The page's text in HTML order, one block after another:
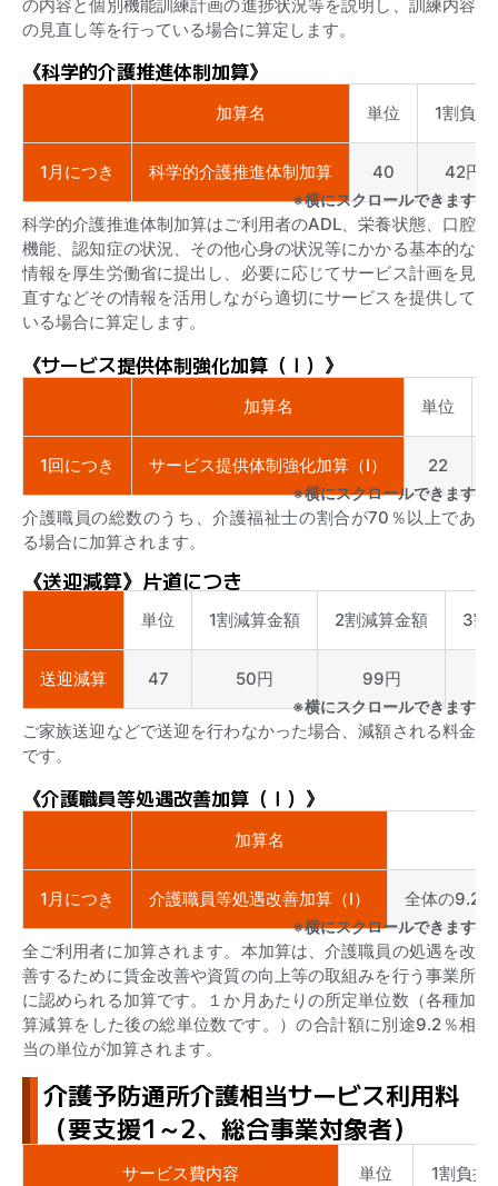
の内容と個別機能訓練計画の進捗状況等を説明し、訓練内容
の見直し等を行っている場合に算定します。
《科学的介護推進体制加算》
加算名 単位 1割負担
1月につき 科学的介護推進体制加算 40 42円
※横にスクロールできます
科学的介護推進体制加算はご利用者のADL、栄養状態、口腔
機能、認知症の状況、その他心身の状況等にかかる基本的な
情報を厚生労働省に提出し、必要に応じてサービス計画を見
直すなどその情報を活用しながら適切にサービスを提供して
いる場合に算定します。
《サービス提供体制強化加算（Ⅰ）》
加算名 単位
1回につき サービス提供体制強化加算（Ⅰ） 22
※横にスクロールできます
介護職員の総数のうち、介護福祉士の割合が70％以上であ
る場合に加算されます。
《送迎減算》片道につき
単位 1割減算金額 2割減算金額 3割
送迎減算 47 50円 99円
※横にスクロールできます
ご家族送迎などで送迎を行わなかった場合、減額される料金
です。
《介護職員等処遇改善加算（Ⅰ）》
加算名
1月につき 介護職員等処遇改善加算（Ⅰ） 全体の9.2％
※横にスクロールできます
全ご利用者に加算されます。本加算は、介護職員の処遇を改
善するために賃金改善や資質の向上等の取組みを行う事業所
に認められる加算です。１か月あたりの所定単位数（各種加
算減算をした後の総単位数です。）の合計額に別途9.2％相
当の単位が加算されます。
介護予防通所介護相当サービス利用料
（要支援1～2、総合事業対象者）
サービス費内容 単位 1割負担